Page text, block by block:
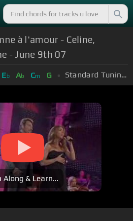
à l'amour - Celine,
- June 9th 07
Eb Ab Cm G Standard Tuning (EADGBE)
Along & Learn...